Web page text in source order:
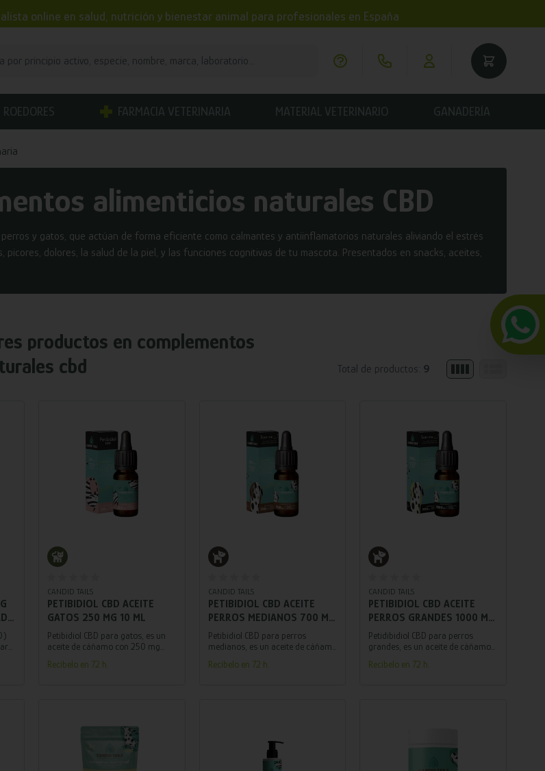
online en salud, nutrición y bienestar animal para profesionales en España
ROEDORES FARMACIA VETERINARIA MATERIAL VETERINARIO GANADERÍA
alimenticios naturales CBD
perros y gatos, que actúan de forma eficiente como calmantes y antiinflamatorios naturales aliviando el estrés
picores, dolores, la salud de la piel, y las funciones cognitivas de tu mascota. Presentados en snacks, aceites,
productos en complementos
cbd
Total de productos: 9
CANDID TAILS
PETIBIDIOL CBD ACEITE
GATOS 250 MG 10 ML
Petibidiol CBD para gatos, es un
aceite de cáñamo con 250 mg
cuidadosamente formulado para
Recíbelo en 72 h.
CANDID TAILS
PETIBIDIOL CBD ACEITE
PERROS MEDIANOS 700 MG
20 ML
Petibidiol CBD para perros
medianos, es un aceite de cáñamo
espectro cuidadosamente
Recíbelo en 72 h.
CANDID TAILS
PETIBIDIOL CBD ACEITE
PERROS GRANDES 1000 MG
20 ML
Petidibidiol CBD para perros
grandes, es un aceite de cáñamo
espectro cuidadosamente
Recíbelo en 72 h.